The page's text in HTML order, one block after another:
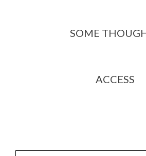
SOME
ACCESS